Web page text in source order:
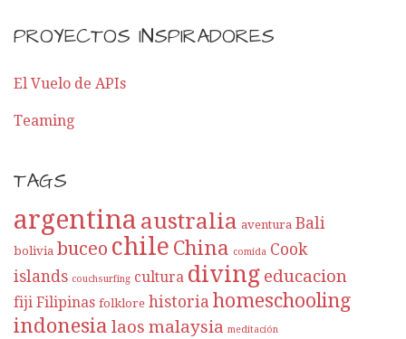
PROYECTOS INSPIRADORES
El Vuelo de APIs
Teaming
TAGS
argentina australia aventura Bali
bolivia buceo chile China comida Cook
islands couchsurfing cultura diving educacion
fiji Filipinas folklore historia homeschooling
indonesia laos malaysia meditación